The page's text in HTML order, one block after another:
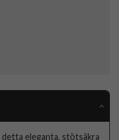
detta eleganta, stötsäkra